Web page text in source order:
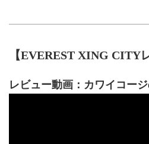
【EVEREST XING CITY
レビュー動画：カワイコー